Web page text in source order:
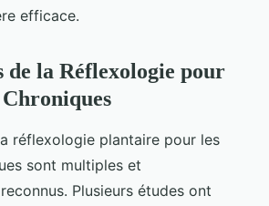
efficace.
de la Réflexologie pour
réflexologie plantaire pour les
sont multiples et
Plusieurs études ont